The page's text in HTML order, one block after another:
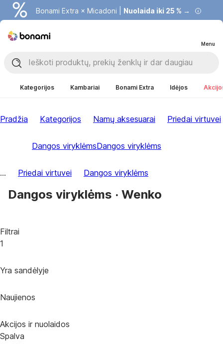
Bonami Extra × Micadoni | Nuolaida iki 25 % →
Menu
Kategorijos Kambariai Bonami Extra Idėjos
Pradžia Kategorijos Namų aksesuarai Priedai virtuvei
Dangos viryklėmsDangos viryklėms
... Priedai virtuvei Dangos viryklėms
Dangos viryklėms · Wenko
Filtrai
1
Yra sandėlyje
Naujienos
Akcijos ir nuolaidos
Spalva